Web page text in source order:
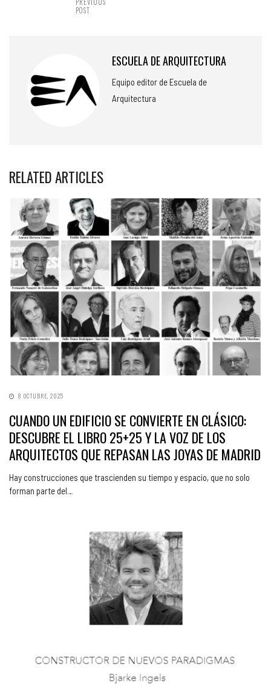
POST
ESCUELA DE ARQUITECTURA
Equipo editor de Escuela de
Arquitectura
RELATED ARTICLES
8 OCTUBRE, 2025
CUANDO UN EDIFICIO SE CONVIERTE EN CLÁSICO:
DESCUBRE EL LIBRO 25+25 Y LA VOZ DE LOS
ARQUITECTOS QUE REPASAN LAS JOYAS DE MADRID
Hay construcciones que trascienden su tiempo y espacio, que no solo
forman parte del…